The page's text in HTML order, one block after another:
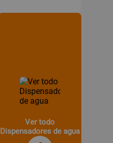
Ver todo
Dispensadores de agua